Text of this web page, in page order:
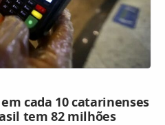
cada 10 catarinenses
tem 82 milhões